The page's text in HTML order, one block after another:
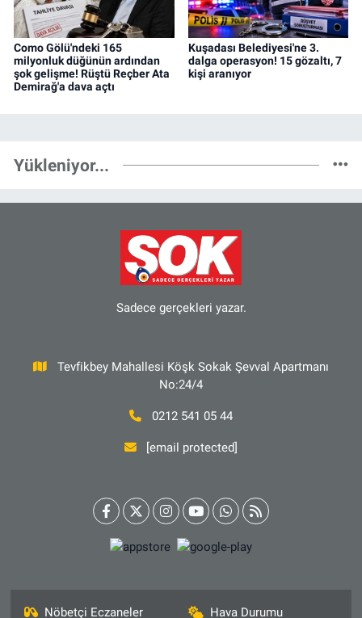
Como Gölü'ndeki 165
milyonluk düğünün ardından
şok gelişme! Rüştü Reçber Ata
Demirağ'a dava açtı
Kuşadası Belediyesi'ne 3.
dalga operasyon! 15 gözaltı, 7
kişi aranıyor
Yükleniyor...
Sadece gerçekleri yazar.
Tevfikbey Mahallesi Köşk Sokak Şevval Apartmanı
No:24/4
0212 541 05 44
[email protected]
Nöbetçi Eczaneler Hava Durumu